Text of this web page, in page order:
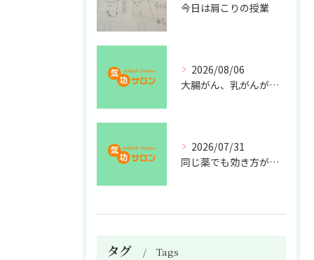
今日は肩こりの授業
2026/08/06
大腸がん、乳がんが増えた理由
2026/07/31
同じ薬でも効き方が違う？
タグ Tags